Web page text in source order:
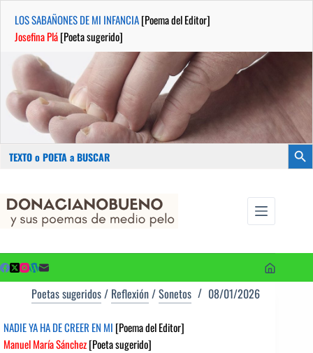
LOS SABAÑONES DE MI INFANCIA[Poema del Editor]
Josefina Plá[Poeta sugerido]
Buscar:
contenido
Poetas sugeridos/ Reflexión/Sonetos 08/01/2026
NADIE YA HA DE CREER EN MI [Poema del Editor]
Manuel María Sánchez[Poeta sugerido]